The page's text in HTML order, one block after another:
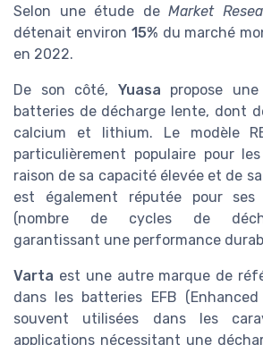
Selon une étude deMarket
détenait environ 15% du marché
en 2022.
De son côté, Yuasa propose
batteries de décharge lente, dont
calcium et lithium. Le modèle
particulièrement populaire pour
raison de sa capacité élevée et de
est également réputée pour
(nombre de cycles de
garantissant une performance
Varta est une autre marque de
dans les batteries EFB
souvent utilisées dans les
applications nécessitant une